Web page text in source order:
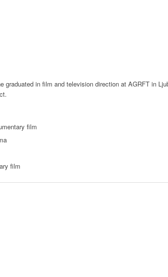
graduated in film and television direction at AGRFT in
film
film